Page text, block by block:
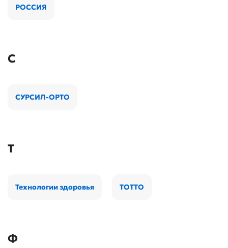
РОССИЯ
С
СУРСИЛ-ОРТО
Т
Технологии здоровья ТОТТО
Ф